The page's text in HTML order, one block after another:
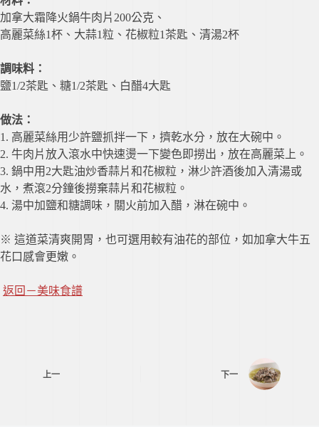
加拿大霜降火鍋牛肉片200公克、
高麗菜絲1杯、大蒜1粒、花椒粒1茶匙、清湯2杯
調味料：
鹽1/2茶匙、糖1/2茶匙、白醋4大匙
做法：
1. 高麗菜絲用少許鹽抓拌一下，擠乾水分，放在大碗中。
2. 牛肉片放入滾水中快速燙一下變色即撈出，放在高麗菜上。
3. 鍋中用2大匙油炒香蒜片和花椒粒，淋少許酒後加入清湯或
水，煮滾2分鐘後撈棄蒜片和花椒粒。
4. 湯中加鹽和糖調味，關火前加入醋，淋在碗中。
※ 這道菜清爽開胃，也可選用較有油花的部位，如加拿大牛五
花口感會更嫩。
返回－美味食譜
上一 下一